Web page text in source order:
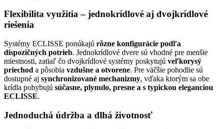
Flexibilita využitia – jednokrídlové aj dvojkrídlové
riešenia
Systémy ECLISSE ponúkajú rôzne konfigurácie podľa
dispozičných potrieb. Jednokrídlové dvere sú vhodné pre menšie
miestnosti, zatiaľ čo dvojkrídlové systémy poskytujú veľkorysý
priechod a pôsobia vzdušne a otvorene. Pre väčšie pohodlie sú
dostupné aj synchronizované mechanizmy, vďaka ktorým sa obe
krídla pohybujú súčasne, plynulo, presne a s typickou eleganciou
ECLISSE.
Jednoduchá údržba a dlhá životnosť